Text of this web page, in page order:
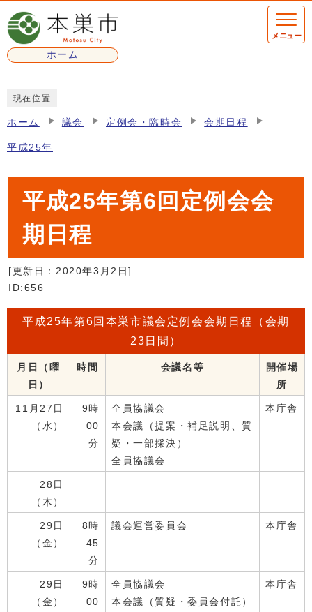
ページの先頭です
ホーム
メニュー
現在位置
ホーム 議会 定例会・臨時会 会期日程
平成25年
平成25年第6回定例会会
期日程
[更新日： 2020年3月2日]
ID:656
平成25年第6回本巣市議会定例会会期日程（会期
23日間）
月日（曜
日）
時間 会議名等
開催場
所
11月27日
（水）
9時
00
分
全員協議会
本会議（提案・補足説明、質
疑・一部採決）
全員協議会
本庁舎
28日
（木）
29日
（金）
8時
45
分
議会運営委員会 本庁舎
29日
（金）
9時
00
全員協議会
本会議（質疑・委員会付託）
本庁舎